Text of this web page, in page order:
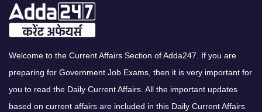
Welcome to the Current Affairs Section of Adda247. If you are
preparing for Government Job Exams, then it is very important for
you to read the Daily Current Affairs. All the important updates
based on current affairs are included in this Daily Current Affairs